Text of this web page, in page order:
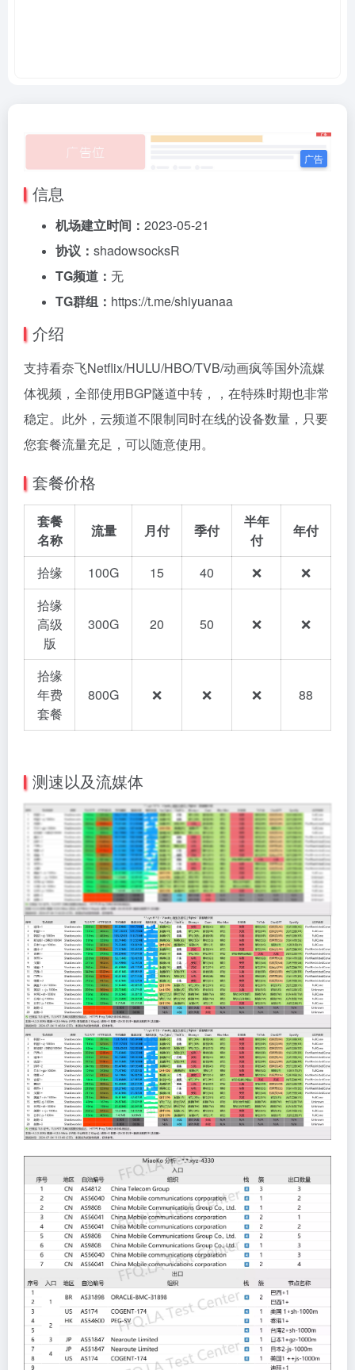
信息
机场建立时间： 2023-05-21
协议： shadowsocksR
TG频道： 无
TG群组： https://t.me/shiyuanaa
介绍
支持看奈飞Netflix/HULU/HBO/TVB/动画疯等国外流媒
体视频，全部使用BGP隧道中转，，在特殊时期也非常
稳定。此外，云频道不限制同时在线的设备数量，只要
您套餐流量充足，可以随意使用。
套餐价格
套餐
名称
流量 月付 季付
半年
付
年付
拾缘 100G 15 40 ❌
❌
拾缘
高级
版
300G 20 50 ❌ ❌
拾缘
年费
套餐
800G ❌ ❌ ❌ 88
测速以及流媒体